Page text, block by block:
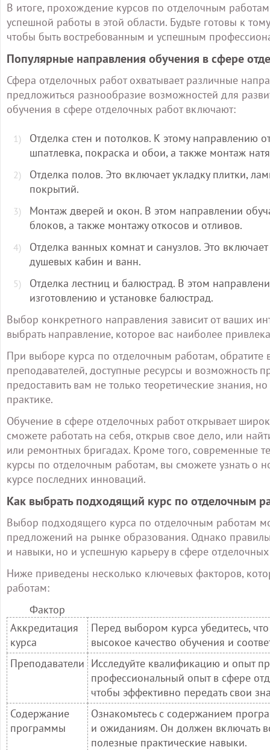
В итоге, прохождение курсов по отделочным
успешной работы в этой области. Будьте готовы к
чтобы быть востребованным и успешным
Популярные направления обучения в сфере
Сфера отделочных работ охватывает различные
предложиться разнообразие возможностей для
обучения в сфере отделочных работ включают:
Отделка стен и потолков. К этому направлению
шпатлевка, покраска и обои, а также монтаж
Отделка полов. Это включает укладку плитки,
покрытий.
Монтаж дверей и окон. В этом направлении
блоков, а также монтажу откосов и отливов.
Отделка ванных комнат и санузлов. Это
душевых кабин и ванн.
Отделка лестниц и балюстрад. В этом
изготовлению и установке балюстрад.
Выбор конкретного направления зависит от ваших
выбрать направление, которое вас наиболее
При выборе курса по отделочным работам,
преподавателей, доступные ресурсы и возможность
предоставить вам не только теоретические знания,
практике.
Обучение в сфере отделочных работ открывает
сможете работать на себя, открыв свое дело, или
или ремонтных бригадах. Кроме того, современные
курсы по отделочным работам, вы сможете узнать о
курсе последних инноваций.
Как выбрать подходящий курс по отделочным
Выбор подходящего курса по отделочным работам
предложений на рынке образования. Однако
и навыки, но и успешную карьеру в сфере
Ниже приведены несколько ключевых факторов,
работам:
Фактор
Аккредитация
курса
Перед выбором курса убедитесь,
высокое качество обучения и
Преподаватели Исследуйте квалификацию и опыт
профессиональный опыт в сфере
чтобы эффективно передать свои
Содержание
программы
Ознакомьтесь с содержанием
и ожиданиям. Он должен включать
полезные практические навыки.